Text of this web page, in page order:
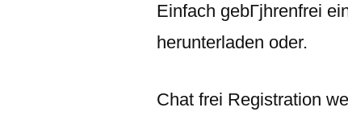
Einfach gebГјhrenfrei
herunterladen oder.
Chat frei Registration